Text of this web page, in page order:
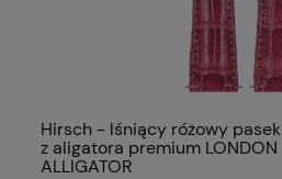
Hirsch - lśniący różowy pasek
z aligatora premium LONDON
ALLIGATOR